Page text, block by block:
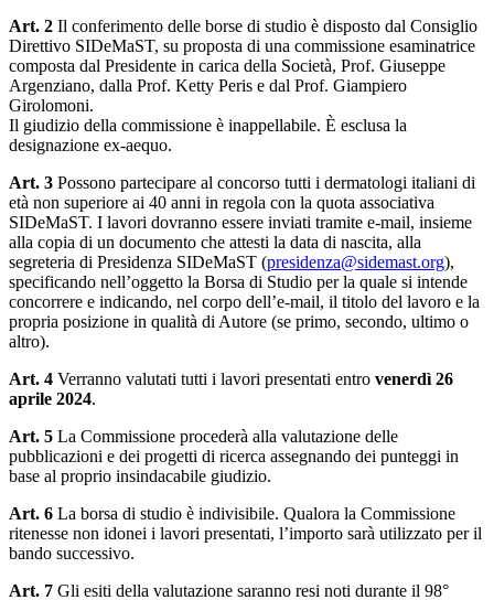
Art. 2 Il conferimento delle borse di studio è disposto dal Consiglio
Direttivo SIDeMaST, su proposta di una commissione esaminatrice
composta dal Presidente in carica della Società, Prof. Giuseppe
Argenziano, dalla Prof. Ketty Peris e dal Prof. Giampiero
Girolomoni.
Il giudizio della commissione è inappellabile. È esclusa la
designazione ex-aequo.
Art. 3 Possono partecipare al concorso tutti i dermatologi italiani di
età non superiore ai 40 anni in regola con la quota associativa
SIDeMaST. I lavori dovranno essere inviati tramite e-mail, insieme
alla copia di un documento che attesti la data di nascita, alla
segreteria di Presidenza SIDeMaST (presidenza@sidemast.org),
specificando nell’oggetto la Borsa di Studio per la quale si intende
concorrere e indicando, nel corpo dell’e-mail, il titolo del lavoro e la
propria posizione in qualità di Autore (se primo, secondo, ultimo o
altro).
Art. 4 Verranno valutati tutti i lavori presentati entro venerdì 26
aprile 2024.
Art. 5 La Commissione procederà alla valutazione delle
pubblicazioni e dei progetti di ricerca assegnando dei punteggi in
base al proprio insindacabile giudizio.
Art. 6 La borsa di studio è indivisibile. Qualora la Commissione
ritenesse non idonei i lavori presentati, l’importo sarà utilizzato per il
bando successivo.
Art. 7 Gli esiti della valutazione saranno resi noti durante il 98°